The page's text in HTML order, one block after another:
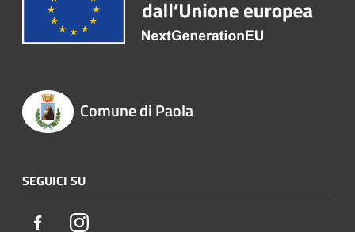
Comune di Paola
SEGUICI SU
FacebookInstagram